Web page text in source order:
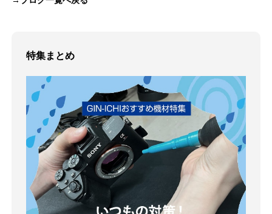
特集まとめ